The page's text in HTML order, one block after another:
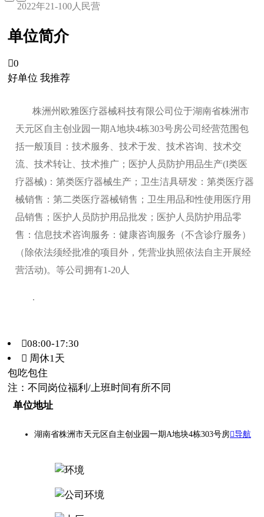
2022年21-100人 民营
单位简介
0
好单位 我推荐
株洲州欧雅医疗器械科技有限公司位于湖南省株洲市
天元区自主创业园一期A地块4栋303号房公司经营范围包
括一般顶目：技术服务、技术于发、技术咨询、技术交
流、技术转让、技术推广；医护人员防护用品生产(I类医
疗器械)：第类医疗器械生产；卫生洁具研发：第类医疗器
械销售：第二类医疗器械销售；卫生用品和性使用医疗用
品销售；医护人员防护用品批发；医护人员防护用品零
售：信息技术咨询服务：健康咨询服务（不含诊疗服务）
（除依法须经批准的项目外，凭营业执照依法自主开展经
营活动)。等公司拥有1-20人
.
08:00-17:30
 周休1天
包吃包住
注：不同岗位福利/上班时间有所不同
单位地址
湖南省株洲市天元区自主创业园一期A地块4栋303号房导航